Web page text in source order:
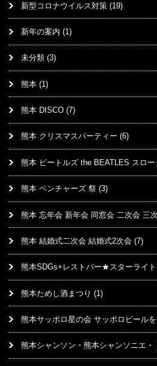
新型コロナウイルス対策 (19)
新年の案内 (1)
未分類 (3)
熊本 (1)
熊本 DISCO (7)
熊本 クリスマスパーティー (6)
熊本 ビートルズ the BEATLES スロー
熊本 ベンチャーズ 祭 (3)
熊本 忘年会 新年会 同窓会 二次会 三
熊本 結婚式二次会 結婚式2次会 (7)
熊本SDGs+レストバー★スターライト
熊本ためし酒まつり (1)
熊本サッポロ星の会 サッポロビール
熊本シャンソン・熊本シャンソニエ・